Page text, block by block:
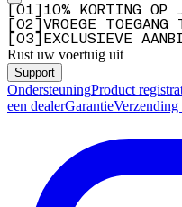
01
10% KORTING OP
02
VROEGE TOEGANG
03 EXCLUSIEVE
Rust uw voertuig uit
Support
OndersteuningProduct
een dealerGarantie